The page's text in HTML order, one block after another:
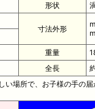
形状
寸法外形
重量
全長
い場所で、お子様の手の